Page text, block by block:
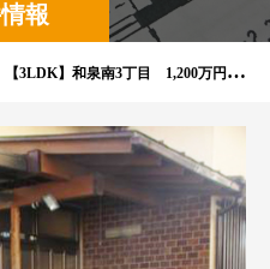
報
【3LDK】和泉南3丁目 1,200万円 土地面積80.32㎡（約24.30坪）日当たり良し・駐車スペース有